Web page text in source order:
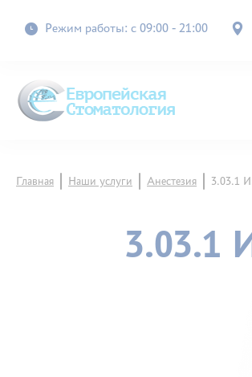
Режим работы: с 09:00 - 21:00
Главная Наши услуги Анестезия 3.03.1
3.03.1